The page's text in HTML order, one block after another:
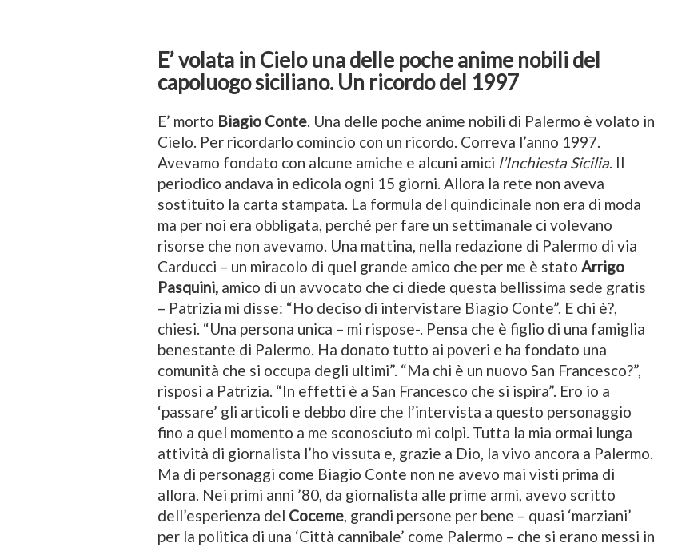
E’ volata in Cielo una delle poche anime nobili del
capoluogo siciliano. Un ricordo del 1997
E’ morto Biagio Conte. Una delle poche anime nobili di Palermo è volato in
Cielo. Per ricordarlo comincio con un ricordo. Correva l’anno 1997.
Avevamo fondato con alcune amiche e alcuni amici l’Inchiesta Sicilia. Il
periodico andava in edicola ogni 15 giorni. Allora la rete non aveva
sostituito la carta stampata. La formula del quindicinale non era di moda
ma per noi era obbligata, perché per fare un settimanale ci volevano
risorse che non avevamo. Una mattina, nella redazione di Palermo di via
Carducci – un miracolo di quel grande amico che per me è stato Arrigo
Pasquini, amico di un avvocato che ci diede questa bellissima sede gratis
– Patrizia mi disse: “Ho deciso di intervistare Biagio Conte”. E chi è?,
chiesi. “Una persona unica – mi rispose-. Pensa che è figlio di una famiglia
benestante di Palermo. Ha donato tutto ai poveri e ha fondato una
comunità che si occupa degli ultimi”. “Ma chi è un nuovo San Francesco?”,
risposi a Patrizia. “In effetti è a San Francesco che si ispira”. Ero io a
‘passare’ gli articoli e debbo dire che l’intervista a questo personaggio
fino a quel momento a me sconosciuto mi colpì. Tutta la mia ormai lunga
attività di giornalista l’ho vissuta e, grazie a Dio, la vivo ancora a Palermo.
Ma di personaggi come Biagio Conte non ne avevo mai visti prima di
allora. Nei primi anni ’80, da giornalista alle prime armi, avevo scritto
dell’esperienza del Coceme, grandi persone per bene – quasi ‘marziani’
per la politica di una ‘Città cannibale’ come Palermo – che si erano messi in